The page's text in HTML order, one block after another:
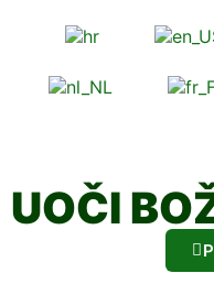
UOČI